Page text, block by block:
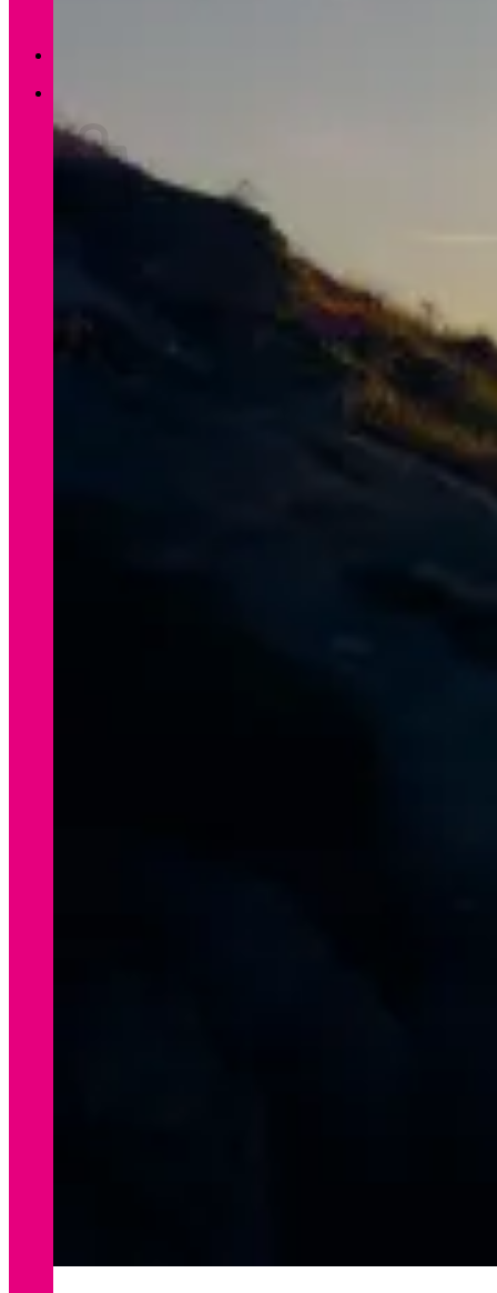
Es befinden sich keine Produkte im Warenkorb.